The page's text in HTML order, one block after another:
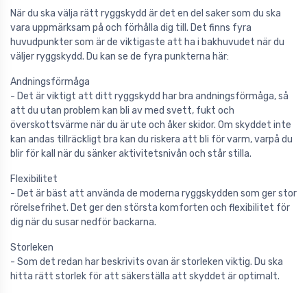
När du ska välja rätt ryggskydd är det en del saker som du ska
vara uppmärksam på och förhålla dig till. Det finns fyra
huvudpunkter som är de viktigaste att ha i bakhuvudet när du
väljer ryggskydd. Du kan se de fyra punkterna här:
Andningsförmåga
- Det är viktigt att ditt ryggskydd har bra andningsförmåga, så
att du utan problem kan bli av med svett, fukt och
överskottsvärme när du är ute och åker skidor. Om skyddet inte
kan andas tillräckligt bra kan du riskera att bli för varm, varpå du
blir för kall när du sänker aktivitetsnivån och står stilla.
Flexibilitet
- Det är bäst att använda de moderna ryggskydden som ger stor
rörelsefrihet. Det ger den största komforten och flexibilitet för
dig när du susar nedför backarna.
Storleken
- Som det redan har beskrivits ovan är storleken viktig. Du ska
hitta rätt storlek för att säkerställa att skyddet är optimalt.